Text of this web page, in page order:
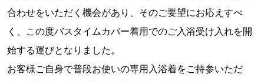
合わせをいただく機会があり、そのご要望にお応えすべ
く、この度バスタイムカバー着用でのご入浴受け入れを開
始する運びとなりました。
お客様ご自身で普段お使いの専用入浴着をご持参いただ